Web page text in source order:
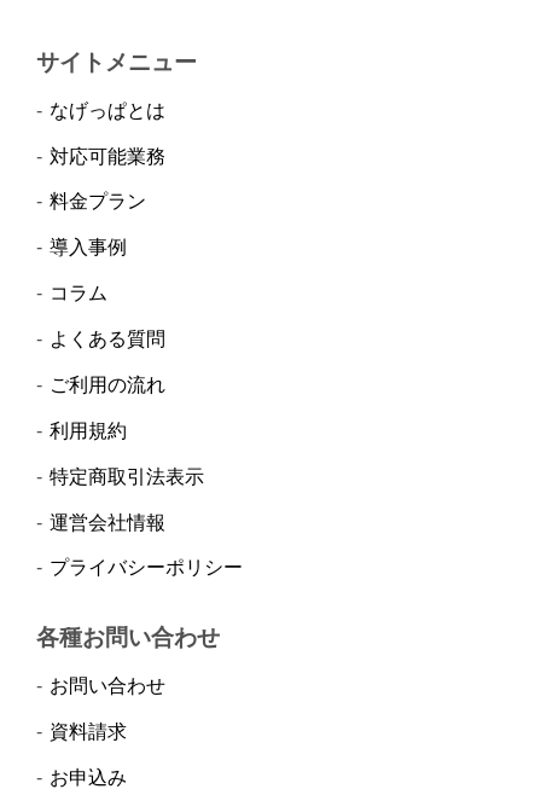
サイトメニュー
なげっぱとは
対応可能業務
料金プラン
導入事例
コラム
よくある質問
ご利用の流れ
利用規約
特定商取引法表示
運営会社情報
プライバシーポリシー
各種お問い合わせ
お問い合わせ
資料請求
お申込み